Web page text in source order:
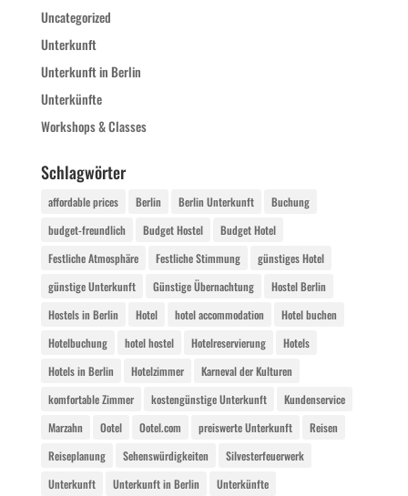
Uncategorized
Unterkunft
Unterkunft in Berlin
Unterkünfte
Workshops & Classes
Schlagwörter
affordable prices Berlin Berlin Unterkunft
Buchung
budget-freundlich
Budget Hostel
Budget Hotel
Festliche Atmosphäre
Festliche Stimmung
günstiges Hotel
günstige Unterkunft
Günstige Übernachtung
Hostel Berlin
Hostels in Berlin
Hotel hotel accommodation
Hotel buchen
Hotelbuchung
hotel hostel Hotelreservierung
Hotels
Hotels in Berlin
Hotelzimmer
Karneval der Kulturen
komfortable Zimmer
kostengünstige Unterkunft
Kundenservice
Marzahn
Ootel Ootel.com preiswerte Unterkunft
Reisen
Reiseplanung
Sehenswürdigkeiten
Silvesterfeuerwerk
Unterkunft
Unterkunft in Berlin
Unterkünfte